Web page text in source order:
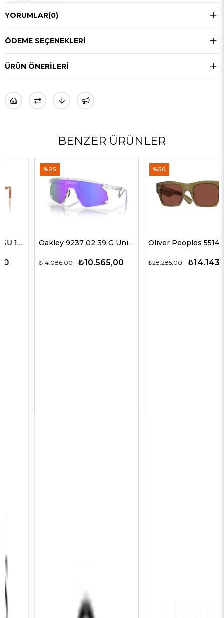
YORUMLAR(0)
ÖDEME SEÇENEKLERI
ÜRÜN ÖNERILERI
BENZER ÜRÜNLER
Oakley 9237 02 39 G Unisex Güneş Gözlükleri
₺10.565,00
₺14.086,00
Oliver Peoples 5514SU 1678C5 51 G Unisex Güneş Gözlükleri
₺14.143,00
₺28.285,00